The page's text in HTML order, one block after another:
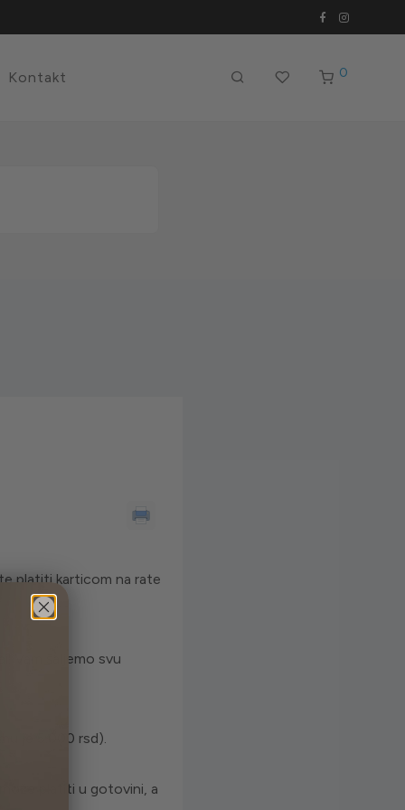
Kontakt 0
platiti karticom na rate
Vam šaljemo svu
je 5.000 rsd).
platiti u gotovini, a